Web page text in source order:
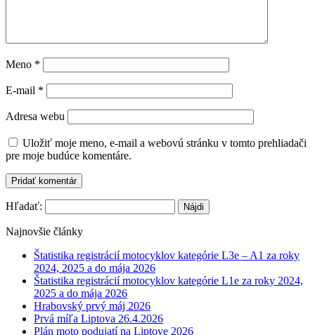
Meno *
E-mail *
Adresa webu
Uložiť moje meno, e-mail a webovú stránku v tomto prehliadači
pre moje budúce komentáre.
Hľadať:
Najnovšie články
Štatistika registrácií motocyklov kategórie L3e – A1 za roky
2024, 2025 a do mája 2026
Štatistika registrácií motocyklov kategórie L1e za roky 2024,
2025 a do mája 2026
Hrabovský prvý máj 2026
Prvá míľa Liptova 26.4.2026
Plán moto podujatí na Liptove 2026